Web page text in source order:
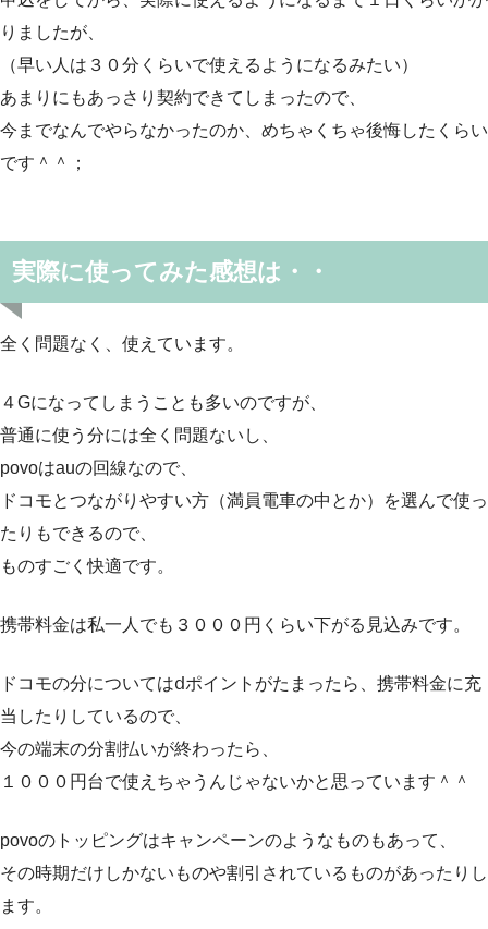
りましたが、
（早い人は３０分くらいで使えるようになるみたい）
あまりにもあっさり契約できてしまったので、
今までなんでやらなかったのか、めちゃくちゃ後悔したくらい
です＾＾；
実際に使ってみた感想は・・
全く問題なく、使えています。
４Gになってしまうことも多いのですが、
普通に使う分には全く問題ないし、
povoはauの回線なので、
ドコモとつながりやすい方（満員電車の中とか）を選んで使っ
たりもできるので、
ものすごく快適です。
携帯料金は私一人でも３０００円くらい下がる見込みです。
ドコモの分についてはⅾポイントがたまったら、携帯料金に充
当したりしているので、
今の端末の分割払いが終わったら、
１０００円台で使えちゃうんじゃないかと思っています＾＾
povoのトッピングはキャンペーンのようなものもあって、
その時期だけしかないものや割引されているものがあったりし
ます。